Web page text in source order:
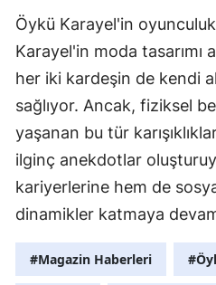
Öykü Karayel'in
Karayel'in moda tasarımı
her iki kardeşin de kendi
sağlıyor. Ancak, fiziksel
yaşanan bu tür
ilginç anekdotlar
kariyerlerine hem de
dinamikler katmaya
#Magazin Haberleri